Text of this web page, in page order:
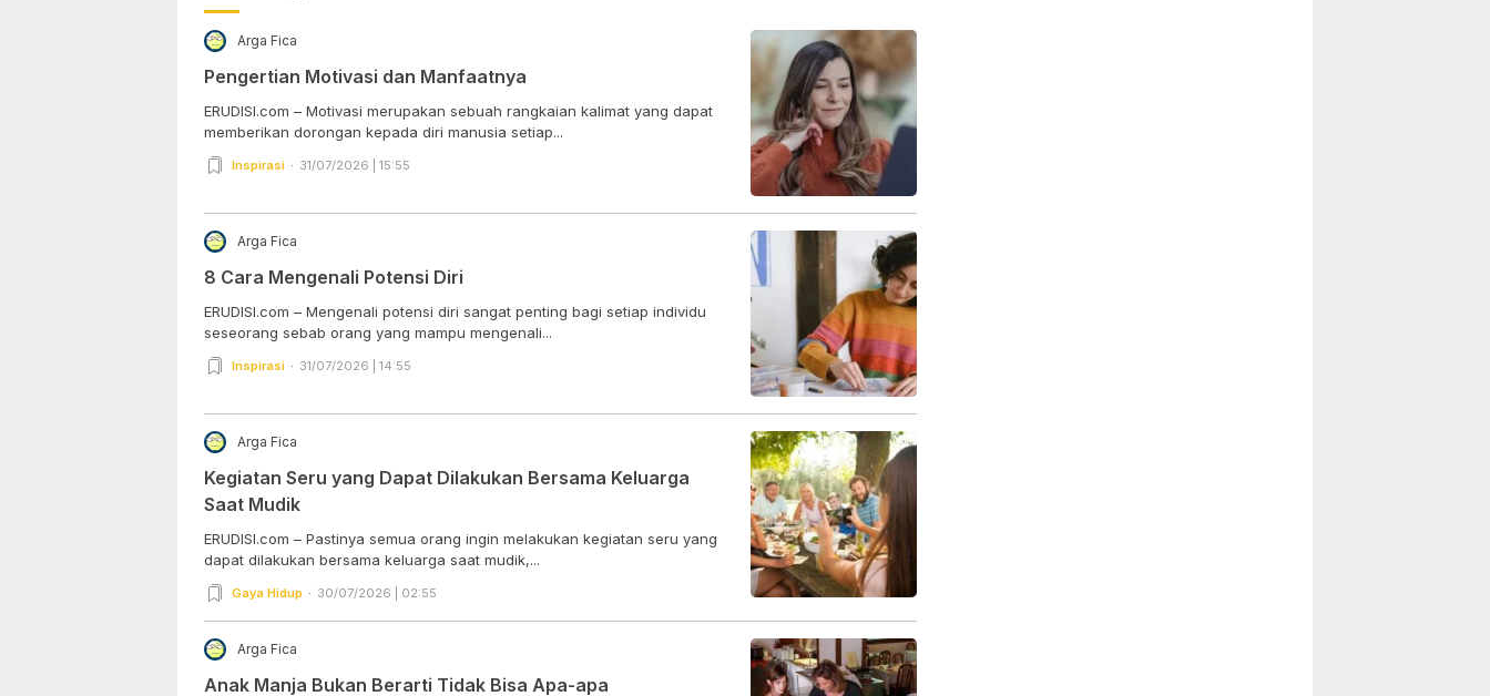
Arga Fica
Pengertian Motivasi dan Manfaatnya
ERUDISI.com – Motivasi merupakan sebuah rangkaian kalimat yang dapat
memberikan dorongan kepada diri manusia setiap...
Inspirasi 31/07/2026 | 15:55
Arga Fica
8 Cara Mengenali Potensi Diri
ERUDISI.com – Mengenali potensi diri sangat penting bagi setiap individu
seseorang sebab orang yang mampu mengenali...
Inspirasi 31/07/2026 | 14:55
Arga Fica
Kegiatan Seru yang Dapat Dilakukan Bersama Keluarga
Saat Mudik
ERUDISI.com – Pastinya semua orang ingin melakukan kegiatan seru yang
dapat dilakukan bersama keluarga saat mudik,...
Gaya Hidup 30/07/2026 | 02:55
Arga Fica
Anak Manja Bukan Berarti Tidak Bisa Apa-apa